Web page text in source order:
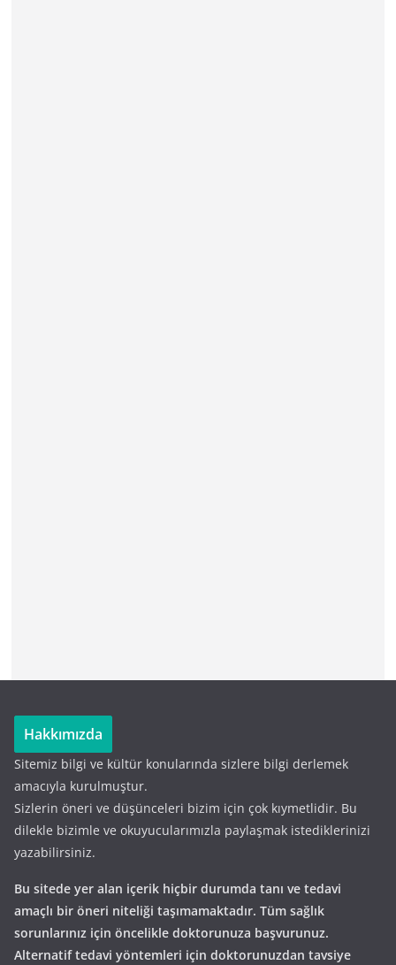
Hakkımızda
Sitemiz bilgi ve kültür konularında sizlere bilgi derlemek
amacıyla kurulmuştur.
Sizlerin öneri ve düşünceleri bizim için çok kıymetlidir. Bu
dilekle bizimle ve okuyucularımızla paylaşmak istediklerinizi
yazabilirsiniz.
Bu sitede yer alan içerik hiçbir durumda tanı ve tedavi
amaçlı bir öneri niteliği taşımamaktadır. Tüm sağlık
sorunlarınız için öncelikle doktorunuza başvurunuz.
Alternatif tedavi yöntemleri için doktorunuzdan tavsiye